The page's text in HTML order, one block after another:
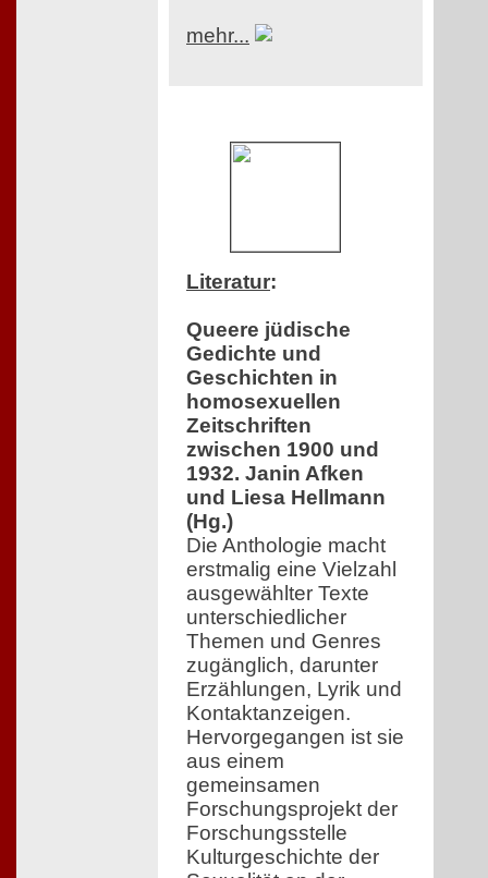
mehr...
Literatur:
Queere jüdische
Gedichte und
Geschichten in
homosexuellen
Zeitschriften
zwischen 1900 und
1932. Janin Afken
und Liesa Hellmann
(Hg.)
Die Anthologie macht
erstmalig eine Vielzahl
ausgewählter Texte
unterschiedlicher
Themen und Genres
zugänglich, darunter
Erzählungen, Lyrik und
Kontaktanzeigen.
Hervorgegangen ist sie
aus einem
gemeinsamen
Forschungsprojekt der
Forschungsstelle
Kulturgeschichte der